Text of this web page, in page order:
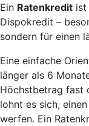
Ein Ratenkredit ist
Dispokredit –
sondern für einen
Eine einfache
länger als 6
Höchstbetrag fast
lohnt es sich,
werfen. Ein